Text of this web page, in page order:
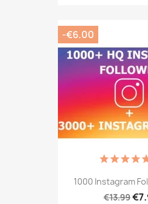
1000 Instagram
€13.99
-€6.00